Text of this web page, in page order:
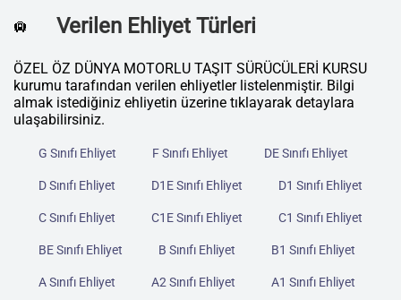
🛄 Verilen Ehliyet Türleri
ÖZEL ÖZ DÜNYA MOTORLU TAŞIT SÜRÜCÜLERİ KURSU
kurumu tarafından verilen ehliyetler listelenmiştir. Bilgi
almak istediğiniz ehliyetin üzerine tıklayarak detaylara
ulaşabilirsiniz.
G Sınıfı Ehliyet F Sınıfı Ehliyet DE Sınıfı Ehliyet
D Sınıfı Ehliyet D1E Sınıfı Ehliyet D1 Sınıfı Ehliyet
C Sınıfı Ehliyet C1E Sınıfı Ehliyet C1 Sınıfı Ehliyet
BE Sınıfı Ehliyet B Sınıfı Ehliyet B1 Sınıfı Ehliyet
A Sınıfı Ehliyet A2 Sınıfı Ehliyet A1 Sınıfı Ehliyet